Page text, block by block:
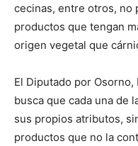
cecinas, entre otros, no
productos que tengan
origen vegetal que
El Diputado por
busca que cada una de
sus propios atributos,
productos que no la